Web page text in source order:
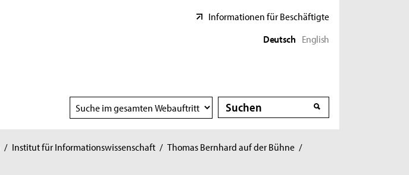
Informationen für Beschäftigte
Deutsch English
Suchbereich
wählen
Suche
Suche
/ Institut für Informationswissenschaft / Thomas Bernhard auf der Bühne /